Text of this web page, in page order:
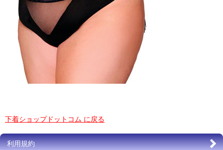
下着ショップドットコム に戻る
利用規約